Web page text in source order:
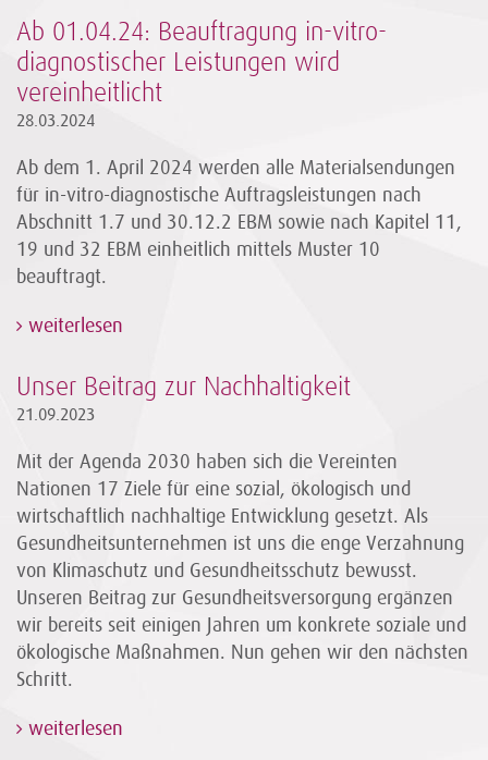
Ab 01.04.24: Beauftragung in-vitro-
diagnostischer Leistungen wird
vereinheitlicht
28.03.2024
Ab dem 1. April 2024 werden alle Materialsendungen
für in-vitro-diagnostische Auftragsleistungen nach
Abschnitt 1.7 und 30.12.2 EBM sowie nach Kapitel 11,
19 und 32 EBM einheitlich mittels Muster 10
beauftragt.
weiterlesen
Unser Beitrag zur Nachhaltigkeit
21.09.2023
Mit der Agenda 2030 haben sich die Vereinten
Nationen 17 Ziele für eine sozial, ökologisch und
wirtschaftlich nachhaltige Entwicklung gesetzt. Als
Gesundheitsunternehmen ist uns die enge Verzahnung
von Klimaschutz und Gesundheitsschutz bewusst.
Unseren Beitrag zur Gesundheitsversorgung ergänzen
wir bereits seit einigen Jahren um konkrete soziale und
ökologische Maßnahmen. Nun gehen wir den nächsten
Schritt.
weiterlesen